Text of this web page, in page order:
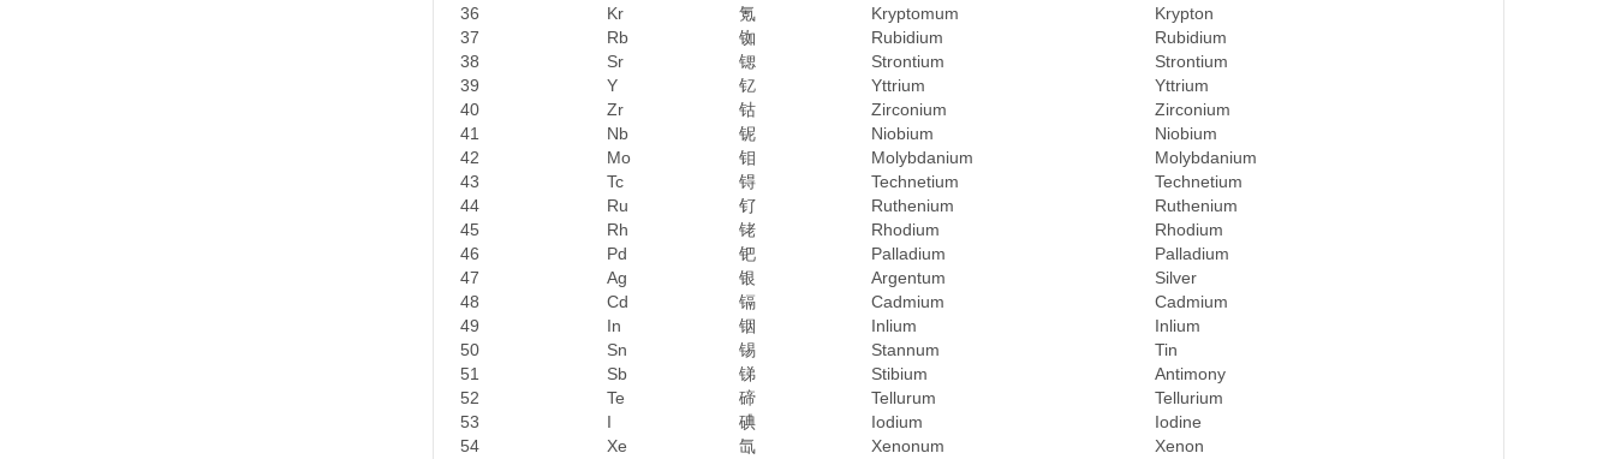
36
Kr 氪 Kryptomum
Krypton
37
Rb 铷 Rubidium
Rubidium
38
Sr 锶 Strontium
Strontium
39
Y 钇 Yttrium
Yttrium
40
Zr 钴 Zirconium
Zirconium
41
Nb 铌 Niobium
Niobium
42
Mo 钼 Molybdanium
Molybdanium
43
Tc 锝 Technetium
Technetium
44
Ru 钌 Ruthenium
Ruthenium
45
Rh 铑 Rhodium
Rhodium
46
Pd 钯 Palladium
Palladium
47
Ag 银 Argentum
Silver
48
Cd 镉 Cadmium
Cadmium
49
In 铟 Inlium
Inlium
50
Sn 锡 Stannum
Tin
51
Sb 锑 Stibium
Antimony
52
Te 碲 Tellurum
Tellurium
53
I 碘 Iodium
Iodine
54
Xe 氙 Xenonum
Xenon